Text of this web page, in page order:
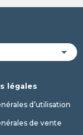
légales
d’utilisation
de vente